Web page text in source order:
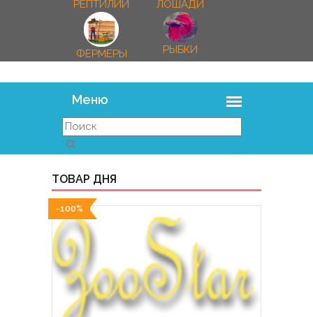
РЕПТИЛИИ ЛОШАДИ
ФЕРМЕРЫ РЫБКИ
ТОВАР ДНЯ
-100%